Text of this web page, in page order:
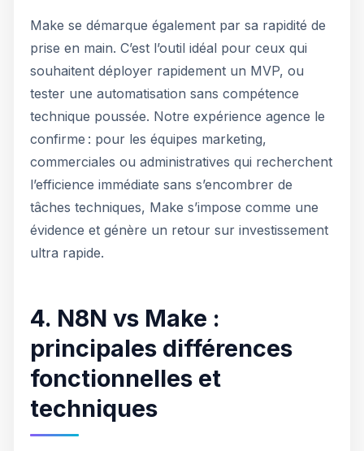
Make se démarque également par sa rapidité de
prise en main. C’est l’outil idéal pour ceux qui
souhaitent déployer rapidement un MVP, ou
tester une automatisation sans compétence
technique poussée. Notre expérience agence le
confirme : pour les équipes marketing,
commerciales ou administratives qui recherchent
l’efficience immédiate sans s’encombrer de
tâches techniques, Make s’impose comme une
évidence et génère un retour sur investissement
ultra rapide.
4. N8N vs Make :
principales différences
fonctionnelles et
techniques